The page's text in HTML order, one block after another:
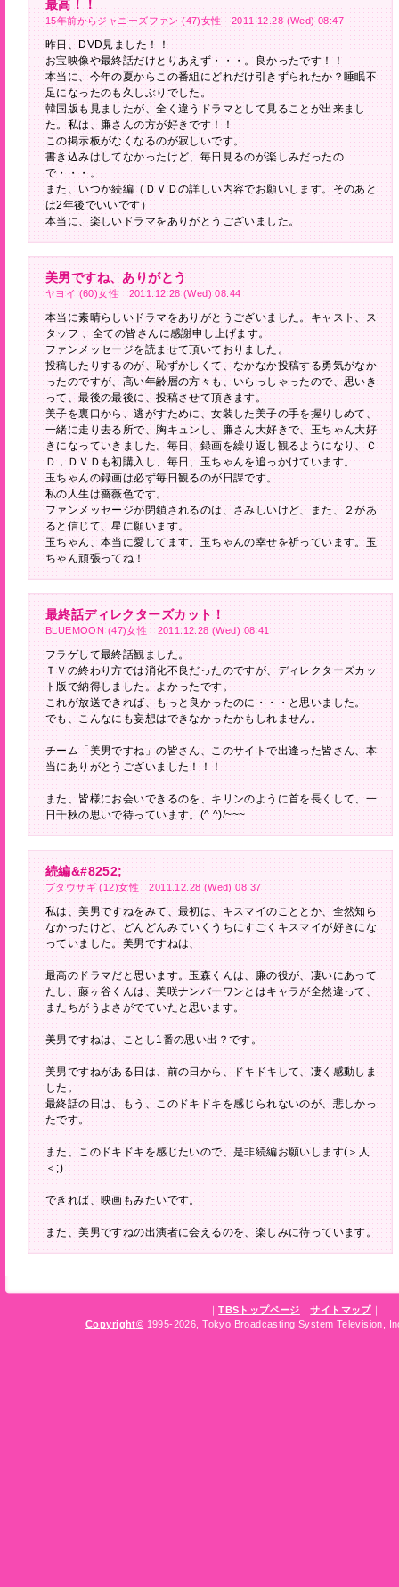
最高！！
15年前からジャニーズファン (47)女性 2011.12.28 (Wed) 08:47
昨日、DVD見ました！！
お宝映像や最終話だけとりあえず・・・。良かったです！！
本当に、今年の夏からこの番組にどれだけ引きずられたか？睡眠不
足になったのも久しぶりでした。
韓国版も見ましたが、全く違うドラマとして見ることが出来まし
た。私は、廉さんの方が好きです！！
この掲示板がなくなるのが寂しいです。
書き込みはしてなかったけど、毎日見るのが楽しみだったの
で・・・。
また、いつか続編（ＤＶＤの詳しい内容でお願いします。そのあと
は2年後でいいです）
本当に、楽しいドラマをありがとうございました。
美男ですね、ありがとう
ヤヨイ (60)女性 2011.12.28 (Wed) 08:44
本当に素晴らしいドラマをありがとうございました。キャスト、ス
タッフ 、全ての皆さんに感謝申し上げます。
ファンメッセージを読ませて頂いておりました。
投稿したりするのが、恥ずかしくて、なかなか投稿する勇気がなか
ったのですが、高い年齢層の方々も、いらっしゃったので、思いき
って、最後の最後に、投稿させて頂きます。
美子を裏口から、逃がすために、女装した美子の手を握りしめて、
一緒に走り去る所で、胸キュンし、廉さん大好きで、玉ちゃん大好
きになっていきました。毎日、録画を繰り返し観るようになり、Ｃ
Ｄ，ＤＶＤも初購入し、毎日、玉ちゃんを追っかけています。
玉ちゃんの録画は必ず毎日観るのが日課です。
私の人生は薔薇色です。
ファンメッセージが閉鎖されるのは、さみしいけど、また、２があ
ると信じて、星に願います。
玉ちゃん、本当に愛してます。玉ちゃんの幸せを祈っています。玉
ちゃん頑張ってね！
最終話ディレクターズカット！
BLUEMOON (47)女性 2011.12.28 (Wed) 08:41
フラゲして最終話観ました。
ＴＶの終わり方では消化不良だったのですが、ディレクターズカッ
ト版で納得しました。よかったです。
これが放送できれば、もっと良かったのに・・・と思いました。
でも、こんなにも妄想はできなかったかもしれません。
チーム「美男ですね」の皆さん、このサイトで出逢った皆さん、本
当にありがとうございました！！！
また、皆様にお会いできるのを、キリンのように首を長くして、一
日千秋の思いで待っています。(^.^)/~~~
続編&#8252;
ブタウサギ (12)女性 2011.12.28 (Wed) 08:37
私は、美男ですねをみて、最初は、キスマイのこととか、全然知ら
なかったけど、どんどんみていくうちにすごくキスマイが好きにな
っていました。美男ですねは、
最高のドラマだと思います。玉森くんは、廉の役が、凄いにあって
たし、藤ヶ谷くんは、美咲ナンバーワンとはキャラが全然違って、
またちがうよさがでていたと思います。
美男ですねは、ことし1番の思い出？です。
美男ですねがある日は、前の日から、ドキドキして、凄く感動しま
した。
最終話の日は、もう、このドキドキを感じられないのが、悲しかっ
たです。
また、このドキドキを感じたいので、是非続編お願いします(＞人
＜;)
できれば、映画もみたいです。
また、美男ですねの出演者に会えるのを、楽しみに待っています。
｜TBSトップページ ｜サイトマップ｜
Copyright© 1995-2026, Tokyo Broadcasting System Television,